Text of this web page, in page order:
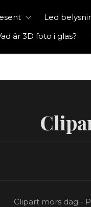
Led
är 3D foto i glas?
Clipart mors dag -